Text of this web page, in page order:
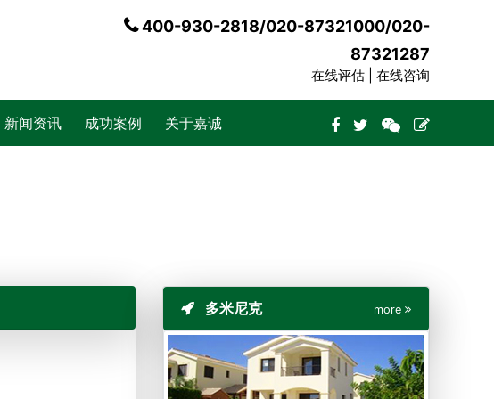
400-930-2818/020-87321000/020-
87321287
在线评估 | 在线咨询
新闻资讯 成功案例 关于嘉诚
多米尼克 more